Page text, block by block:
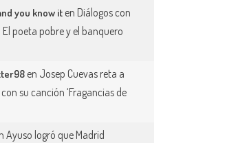
you know it en Diálogos con
El poeta pobre y el banquero
en Josep Cuevas reta a
su canción ‘Fragancias de
Ayuso logró que Madrid